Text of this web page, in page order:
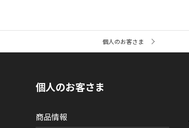
ト
個人のお客さま
個人のお客さま
商品情報